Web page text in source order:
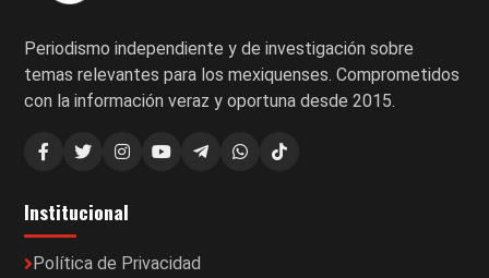
Periodismo independiente y de investigación sobre
temas relevantes para los mexiquenses. Comprometidos
con la información veraz y oportuna desde 2015.
Institucional
Política de Privacidad